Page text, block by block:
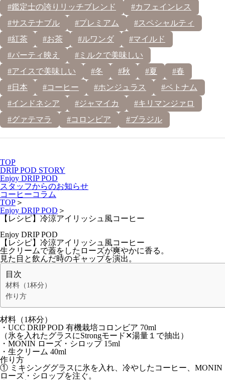
#鑑定士の誇りリッチブレンド
#カフェインレス
#サステナブル
#プレミアム
#スペシャルティ
#紅茶
#お茶 #ルワンダ
#マイルド
#パーティ映え
#ミルクで美味しい
#アイスで美味しい
#冬 #秋 #夏
#春
#日本
#コーヒー #ホンジュラス
#ベトナム
#インドネシア
#ジャマイカ
#キリマンジァロ
#グァテマラ
#コロンビア #ブラジル
TOP
DRIP POD STORY
Enjoy DRIP POD
スタッフからのお知らせ
コーヒーコラム
TOP ＞
Enjoy DRIP POD ＞
【レシピ】冷涼アイリッシュ風コーヒー
Enjoy DRIP POD
【レシピ】冷涼アイリッシュ風コーヒー
生クリームで蓋をしたローズが爽やかに香る。
見た目と飲んだ時のギャップを演出。
目次
材料（1杯分）
作り方
材料（1杯分）
・UCC DRIP POD 有機栽培コロンビア 70ml
（氷を入れたグラスにStrongモード✕湯量１で抽出）
・MONIN ローズ・シロップ 15ml
・生クリーム 40ml
作り方
① ミキシンググラスに氷を入れ、冷やしたコーヒー、MONIN
ローズ・シロップを注ぐ。